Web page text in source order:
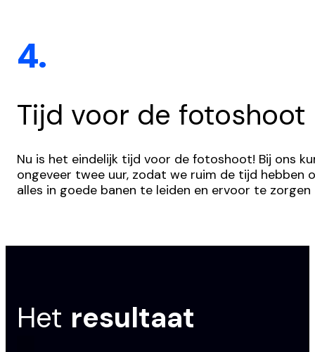
4.
Tijd voor de fotoshoot
Nu is het eindelijk tijd voor de fotoshoot! Bij ons
ongeveer twee uur, zodat we ruim de tijd hebben
alles in goede banen te leiden en ervoor te
Het resultaat